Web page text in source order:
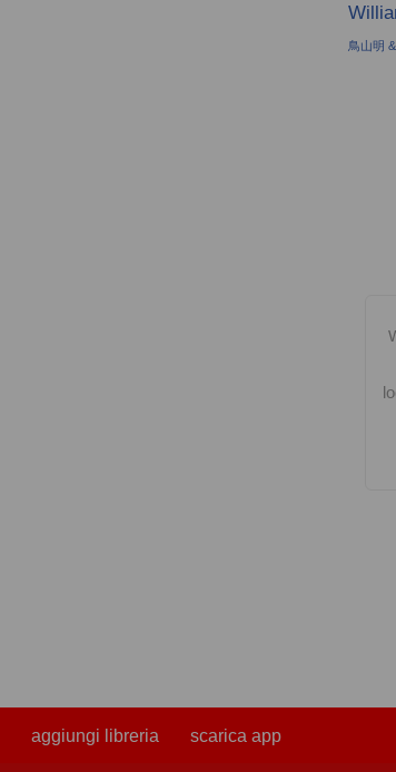
鳥山明
aggiungi libreria scarica app